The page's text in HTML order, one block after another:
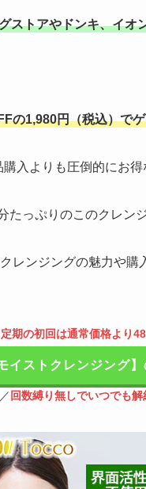
ストアやドンキ、イオ
の1,980円（税込）で
入よりも圧倒的にお得
たっぷりのこのクレン
レンジングの魅力や
定期の初回は通常価格より
イストクレンジング
／ 回数縛り無しでいつでも解